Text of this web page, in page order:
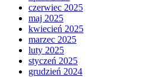
czerwiec 2025
maj 2025
kwiecień 2025
marzec 2025
luty 2025
styczeń 2025
grudzień 2024